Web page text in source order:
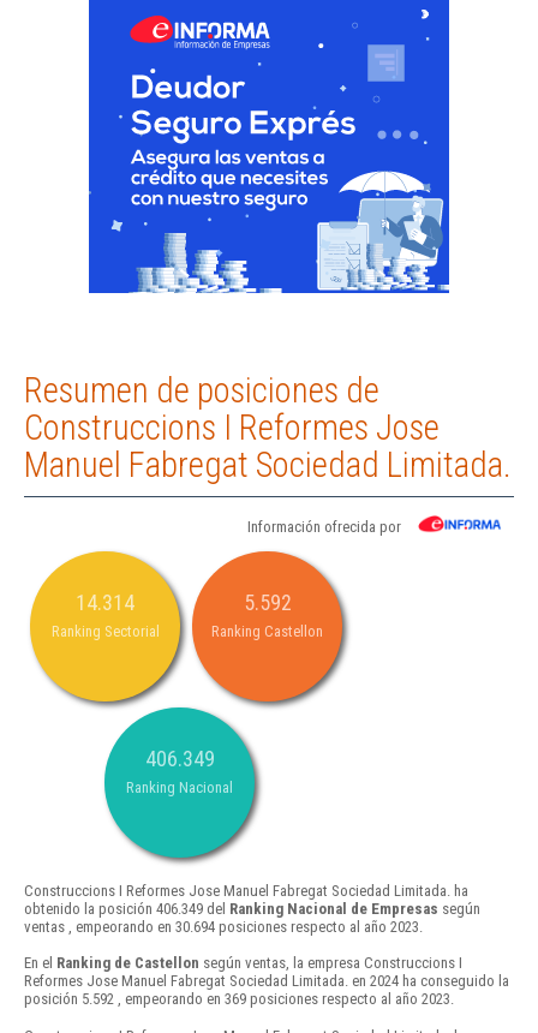
Resumen de posiciones de
Construccions I Reformes Jose
Manuel Fabregat Sociedad Limitada.
Información ofrecida por
14.314
Ranking Sectorial
5.592
Ranking Castellon
406.349
Ranking Nacional
Construccions I Reformes Jose Manuel Fabregat Sociedad Limitada. ha
obtenido la posición 406.349 del Ranking Nacional de Empresas según
ventas , empeorando en 30.694 posiciones respecto al año 2023.
En el Ranking de Castellon según ventas, la empresa Construccions I
Reformes Jose Manuel Fabregat Sociedad Limitada. en 2024 ha conseguido la
posición 5.592 , empeorando en 369 posiciones respecto al año 2023.